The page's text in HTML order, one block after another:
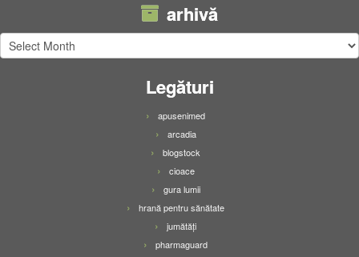
arhivă
arhivă
Legături
apusenimed
arcadia
blogstock
cioace
gura lumii
hrană pentru sănătate
jumătăți
pharmaguard